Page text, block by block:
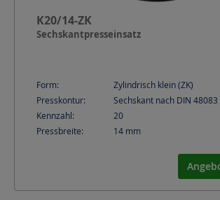
K20/14-ZK
Sechskantpresseinsatz
Form:
Zylindrisch klein (ZK)
Presskontur:
Sechskant nach DIN 48083
Kennzahl:
20
Pressbreite:
14 mm